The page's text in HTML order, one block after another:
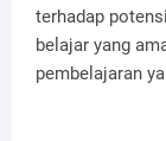
terhadap
belajar yang
pembelajaran